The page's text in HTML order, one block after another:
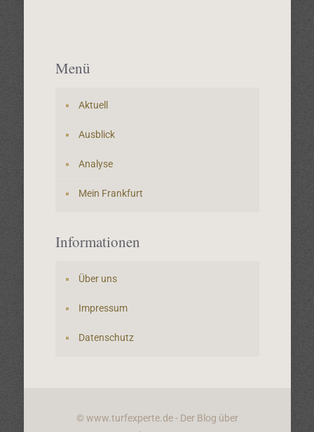
Menü
Aktuell
Ausblick
Analyse
Mein Frankfurt
Informationen
Über uns
Impressum
Datenschutz
© www.turfexperte.de - Der Blog über